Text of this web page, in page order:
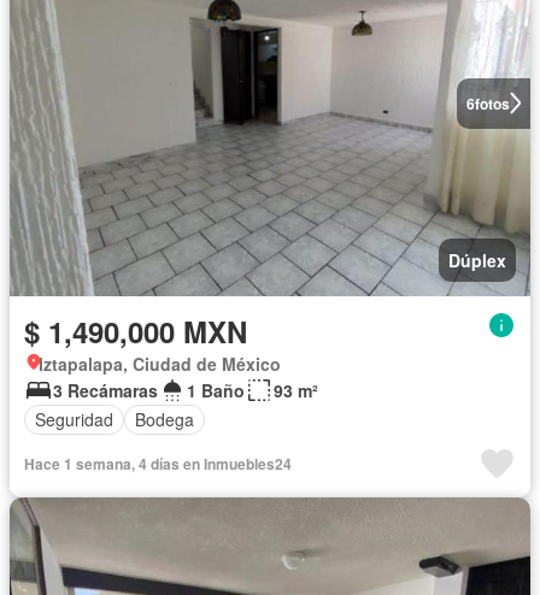
6fotos
Dúplex
$ 1,490,000 MXN
Iztapalapa, Ciudad de México
3 Recámaras
1 Baño
93 m²
Seguridad
Bodega
Hace 1 semana, 4 días en Inmuebles24